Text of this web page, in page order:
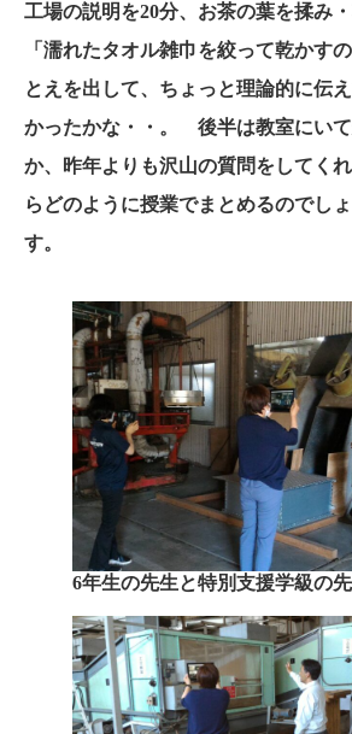
工場の説明を20分、お茶の葉を揉み
「濡れたタオル雑巾を絞って乾かす
とえを出して、ちょっと理論的に伝
かったかな・・。 後半は教室にい
か、昨年よりも沢山の質問をしてく
らどのように授業でまとめるのでし
す。
6年生の先生と特別支援学級の先